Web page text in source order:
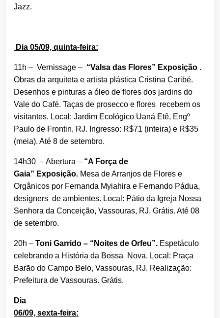
Jazz.
Dia 05/09, quinta-feira:
11h – Vernissage – “Valsa das Flores” Exposição .
Obras da arquiteta e artista plástica Cristina Caribé.
Desenhos e pinturas a óleo de flores dos jardins do
Vale do Café. Taças de prosecco e flores recebem os
visitantes. Local: Jardim Ecológico Uaná Etê, Engº
Paulo de Frontin, RJ. Ingresso: R$71 (inteira) e R$35
(meia). Até 8 de setembro.
14h30 – Abertura – “A Força de
Gaia” Exposição. Mesa de Arranjos de Flores e
Orgânicos por Fernanda Myiahira e Fernando Pádua,
designers de ambientes. Local: Pátio da Igreja Nossa
Senhora da Conceição, Vassouras, RJ. Grátis. Até 08
de setembro.
20h – Toni Garrido – “Noites de Orfeu”. Espetáculo
celebrando a História da Bossa Nova. Local: Praça
Barão do Campo Belo, Vassouras, RJ. Realização:
Prefeitura de Vassouras. Grátis.
Dia
06/09, sexta-feira: